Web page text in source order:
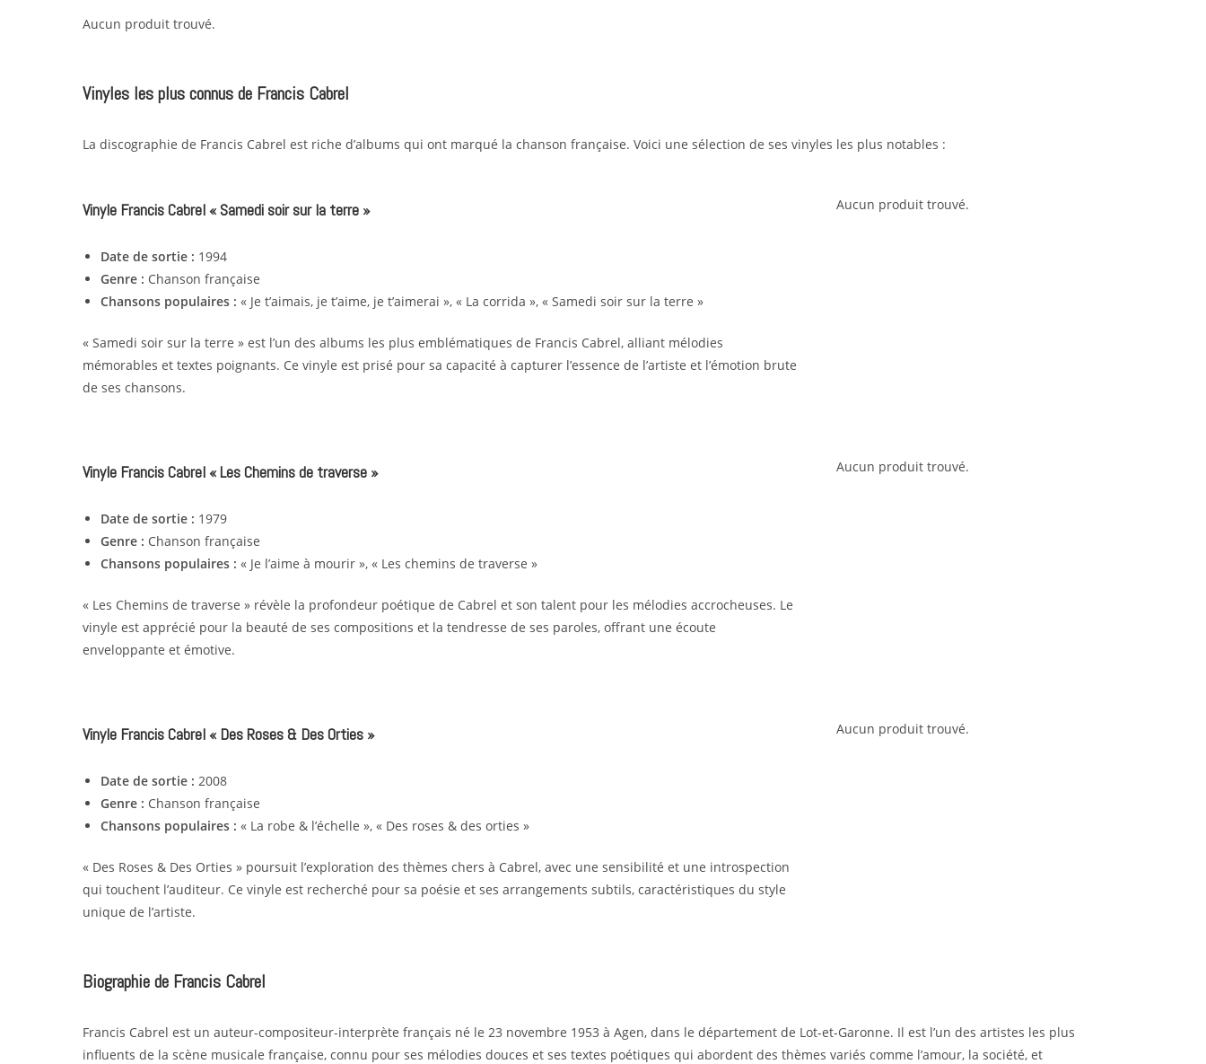
Aucun produit trouvé.
Vinyles les plus connus de Francis Cabrel
La discographie de Francis Cabrel est riche d’albums qui ont marqué la chanson française. Voici une sélection de ses vinyles les plus notables :
Vinyle Francis Cabrel « Samedi soir sur la terre »
Date de sortie : 1994
Genre : Chanson française
Chansons populaires : « Je t’aimais, je t’aime, je t’aimerai », « La corrida », « Samedi soir sur la terre »
« Samedi soir sur la terre » est l’un des albums les plus emblématiques de Francis Cabrel, alliant mélodies
mémorables et textes poignants. Ce vinyle est prisé pour sa capacité à capturer l’essence de l’artiste et l’émotion brute
de ses chansons.
Aucun produit trouvé.
Vinyle Francis Cabrel « Les Chemins de traverse »
Date de sortie : 1979
Genre : Chanson française
Chansons populaires : « Je l’aime à mourir », « Les chemins de traverse »
« Les Chemins de traverse » révèle la profondeur poétique de Cabrel et son talent pour les mélodies accrocheuses. Le
vinyle est apprécié pour la beauté de ses compositions et la tendresse de ses paroles, offrant une écoute
enveloppante et émotive.
Aucun produit trouvé.
Vinyle Francis Cabrel « Des Roses & Des Orties »
Date de sortie : 2008
Genre : Chanson française
Chansons populaires : « La robe & l’échelle », « Des roses & des orties »
« Des Roses & Des Orties » poursuit l’exploration des thèmes chers à Cabrel, avec une sensibilité et une introspection
qui touchent l’auditeur. Ce vinyle est recherché pour sa poésie et ses arrangements subtils, caractéristiques du style
unique de l’artiste.
Aucun produit trouvé.
Biographie de Francis Cabrel
Francis Cabrel est un auteur-compositeur-interprète français né le 23 novembre 1953 à Agen, dans le département de Lot-et-Garonne. Il est l’un des artistes les plus
influents de la scène musicale française, connu pour ses mélodies douces et ses textes poétiques qui abordent des thèmes variés comme l’amour, la société, et